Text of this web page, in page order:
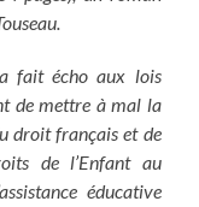
fait écho aux lois
de mettre à mal la
droit français et de
de l’Enfant au
éducative